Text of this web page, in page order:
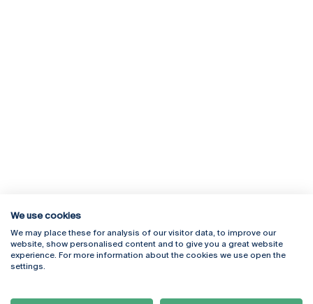
Rua Diogo Botelho 1327
4169-005 Porto
+351 226 196 240
Campus Online
Webmail
We use cookies
We may place these for analysis of our visitor data, to improve our
website, show personalised content and to give you a great website
experience. For more information about the cookies we use open the
settings.